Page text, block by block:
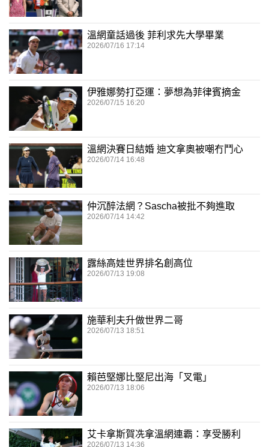
溫網童話過後 菲利求先大學畢業
2026/07/16 17:14
伊雅娜勢打亞運：夢想為菲律賓摘金
2026/07/15 16:20
溫網決賽日結婚 迪文拿奧被嘲冇鬥心
2026/07/14 16:48
仲沉醉法網？Sascha被批不夠進取
2026/07/14 14:42
露絲高娃世界排名創高位
2026/07/13 19:08
施華利夫升做世界二哥
2026/07/13 18:51
賴芭堅娜比堅尼出海「叉電」
2026/07/13 18:06
艾卡拿斯賀冼拿溫網連霸：享受勝利
2026/07/13 14:36